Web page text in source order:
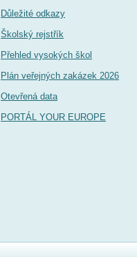
Důležité odkazy
Školský rejstřík
Přehled vysokých škol
Plán veřejných zakázek 2026
Otevřená data
PORTÁL YOUR EUROPE